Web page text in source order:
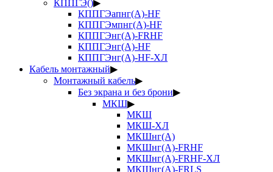
КППГЭ()▶
КППГЭапнг(А)-HF
КППГЭмпнг(А)-HF
КППГЭнг(А)-FRHF
КППГЭнг(А)-HF
КППГЭнг(А)-HF-ХЛ
Кабель монтажный▶
Монтажный кабель▶
Без экрана и без брони▶
МКШ▶
МКШ
МКШ-ХЛ
МКШнг(А)
МКШнг(А)-FRHF
МКШнг(А)-FRHF-ХЛ
МКШнг(А)-FRLS